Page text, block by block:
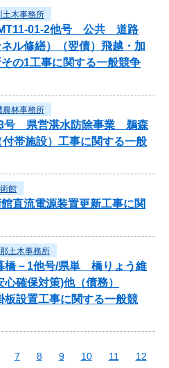
土木事務所
MT11-01-2他号 公共 道路
ル修繕）（翌債）飛越・加
の1工事に関する一般競争
農林事務所
号 県営湛水防除事業 鵜森
帯施設）工事に関する一般
館
直流電源装置更新工事に関
土木事務所
橋－1他号/県単 橋りょう維
確保対策)他（債務）
板設置工事に関する一般競
7 8 9 10 11
12